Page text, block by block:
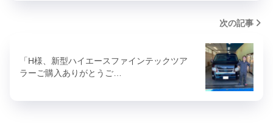
次の記事
「H様、新型ハイエースファインテックツア
ラーご購入ありがとうご…